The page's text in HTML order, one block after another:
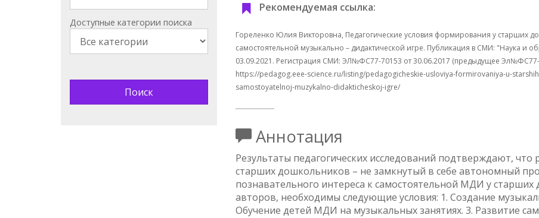
Доступные категории поиска
Рекомендуемая ссылка:
Гореленко Юлия Викторовна, Педагогические условия формирования у старших
самостоятельной музыкально – дидактической игре. Публикация в СМИ: "Наука и
03.09.2021. Регистрация СМИ: ЭЛ№ФС77-70153 от 30.06.2017 (предыдущее Эл№ФC77-
https://pedagog.eee-science.ru/listing/pedagogicheskie-usloviya-formirovaniya-u-
samostoyatelnoj-muzykalno-didakticheskoj-igre/
Аннотация
Результаты педагогических исследований подтверждают, что
старших дошкольников – не замкнутый в себе автономный
познавательного интереса к самостоятельной МДИ у
авторов, необходимы следующие условия: 1. Создание
Обучение детей МДИ на музыкальных занятиях. 3. Развитие